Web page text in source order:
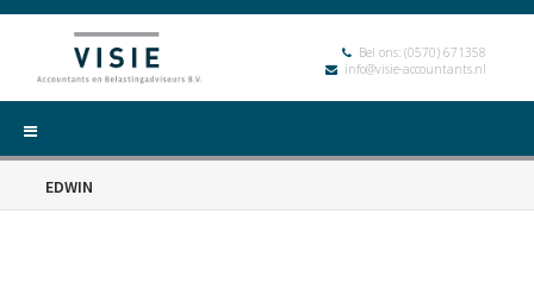
Bel ons: (0570) 671358
info@visie-accountants.nl
EDWIN